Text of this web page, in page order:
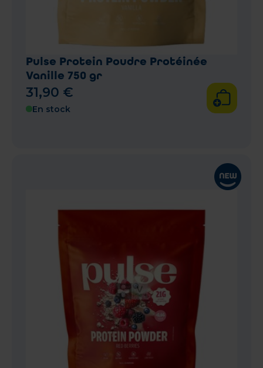
Pulse Protein Poudre Protéinée
Vanille 750 gr
31,90 €
En stock